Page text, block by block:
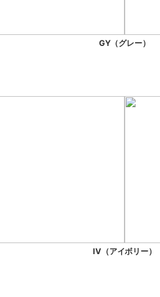
GY（グレー）
IV（アイボリー）